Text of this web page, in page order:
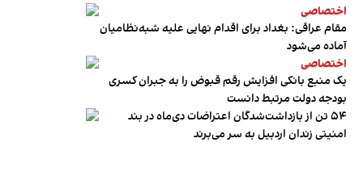
اختصاصی
مقام عراقی: بغداد برای اقدام نهایی علیه شبه‌نظامیان
آماده می‌شود
اختصاصی
یک منبع بانکی افزایش رقم قبوض را به جبران کسری
بودجه دولت مرتبط دانست
۵۴ تن از بازداشت‌شدگان اعتراضات دی‌ماه در بند
امنیتی زندان اردبیل به سر می‌برند